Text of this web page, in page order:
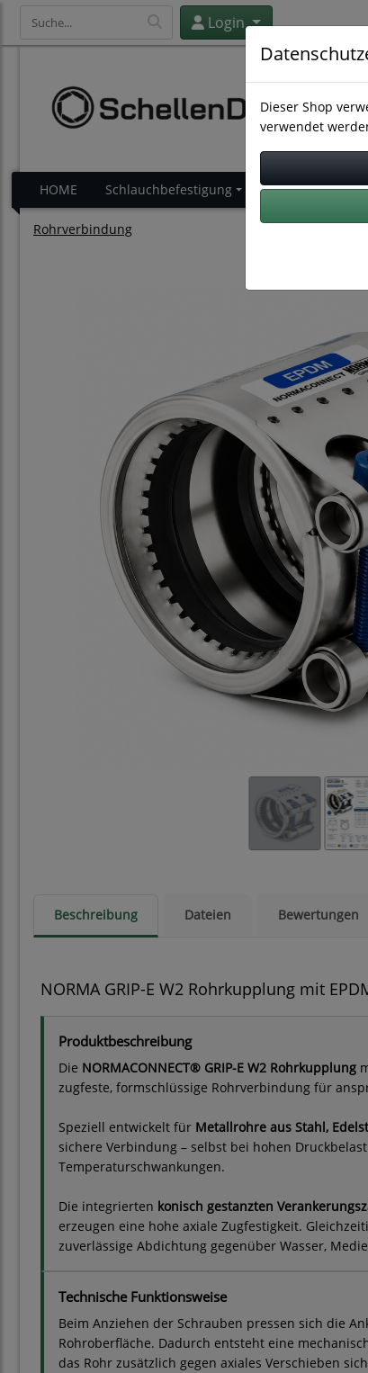
Login
HOME Schlauchbefestigung
Rohrverbindung
Beschreibung Dateien Bewertungen
NORMA GRIP-E W2 Rohrkupplung mit
Produktbeschreibung
Die NORMACONNECT® GRIP-E W2 Rohrkupplung
zugfeste, formschlüssige Rohrverbindung für
Speziell entwickelt für Metallrohre aus Stahl,
sichere Verbindung – selbst bei hohen
Temperaturschwankungen.
Die integrierten konisch gestanzten
erzeugen eine hohe axiale Zugfestigkeit.
zuverlässige Abdichtung gegenüber Wasser,
Technische Funktionsweise
Beim Anziehen der Schrauben pressen sich die
Rohroberfläche. Dadurch entsteht eine
das Rohr zusätzlich gegen axiales Verschieben
Dieser Shop
verwendet